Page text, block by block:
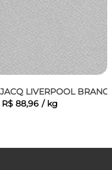
LIVERPOOL
R$ 88,96 / kg